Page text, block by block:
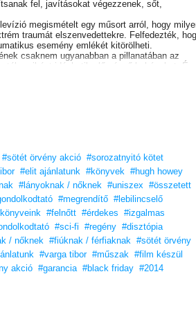
fel, javításokat végezzenek, sőt,
megismételt egy műsort arról, hogy
traumát elszenvedettekre. Felfedezték,
esemény emlékét kitörölheti.
csaknem ugyanabban a pillanatában az
miként idézhetik elő végső bukásukat. És
hogy erről örökre megfeledkezzenek.
#sötét örvény akció #sorozatnyitó kötet
#elit ajánlatunk #könyvek #hugh howey
#lányoknak / nőknek #uniszex #összetett
#megrendítő #lebilincselő
#felnőtt #érdekes #izgalmas
#sci-fi #regény #disztópia
/ nőknek #fiúknak / férfiaknak #sötét örvény
#varga tibor #műszak #film készül
akció #garancia #black friday #2014